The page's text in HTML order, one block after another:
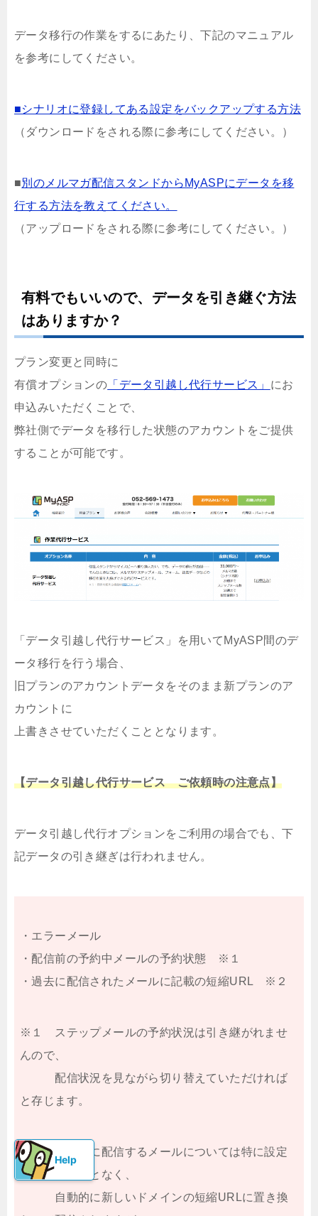
データ移行の作業をするにあたり、下記のマニュアル
を参考にしてください。
■シナリオに登録してある設定をバックアップする方法
（ダウンロードをされる際に参考にしてください。）
■別のメルマガ配信スタンドからMyASPにデータを移
行する方法を教えてください。
（アップロードをされる際に参考にしてください。）
有料でもいいので、データを引き継ぐ方法
はありますか？
プラン変更と同時に
有償オプションの 「データ引越し代行サービス」 にお
申込みいただくことで、
弊社側でデータを移行した状態のアカウントをご提供
することが可能です。
「データ引越し代行サービス」を用いてMyASP間のデ
ータ移行を行う場合、
旧プランのアカウントデータをそのまま新プランのア
カウントに
上書きさせていただくこととなります。
【データ引越し代行サービス ご依頼時の注意点】
データ引越し代行オプションをご利用の場合でも、下
記データの引き継ぎは行われません。
・エラーメール
・配信前の予約中メールの予約状態 ※１
・過去に配信されたメールに記載の短縮URL ※２
※１ ステップメールの予約状況は引き継がれませ
んので、
配信状況を見ながら切り替えていただければ
と存じます。
※２ 移行後に配信するメールについては特に設定
を変更することなく、
自動的に新しいドメインの短縮URLに置き換